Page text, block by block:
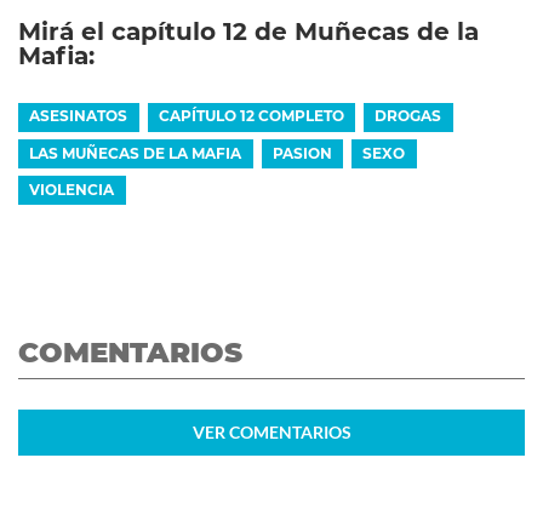
Mirá el capítulo 12 de Muñecas de la
Mafia:
ASESINATOS CAPÍTULO 12 COMPLETO DROGAS
LAS MUÑECAS DE LA MAFIA PASION SEXO
VIOLENCIA
COMENTARIOS
VER COMENTARIOS